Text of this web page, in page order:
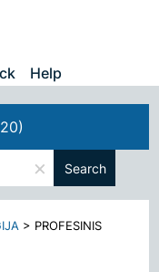
Help
× Search
> PROFESINIS